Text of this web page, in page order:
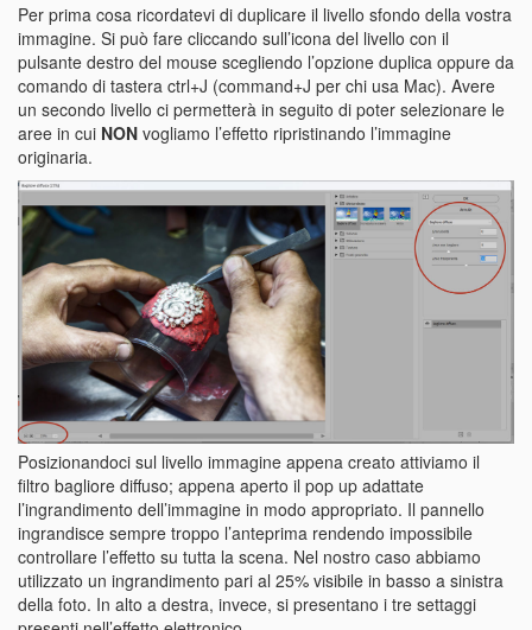
Per prima cosa ricordatevi di duplicare il livello sfondo della vostra
immagine. Si può fare cliccando sull’icona del livello con il
pulsante destro del mouse scegliendo l’opzione duplica oppure da
comando di tastera ctrl+J (command+J per chi usa Mac). Avere
un secondo livello ci permetterà in seguito di poter selezionare le
aree in cui NON vogliamo l’effetto ripristinando l’immagine
originaria.
Posizionandoci sul livello immagine appena creato attiviamo il
filtro bagliore diffuso; appena aperto il pop up adattate
l’ingrandimento dell’immagine in modo appropriato. Il pannello
ingrandisce sempre troppo l’anteprima rendendo impossibile
controllare l’effetto su tutta la scena. Nel nostro caso abbiamo
utilizzato un ingrandimento pari al 25% visibile in basso a sinistra
della foto. In alto a destra, invece, si presentano i tre settaggi